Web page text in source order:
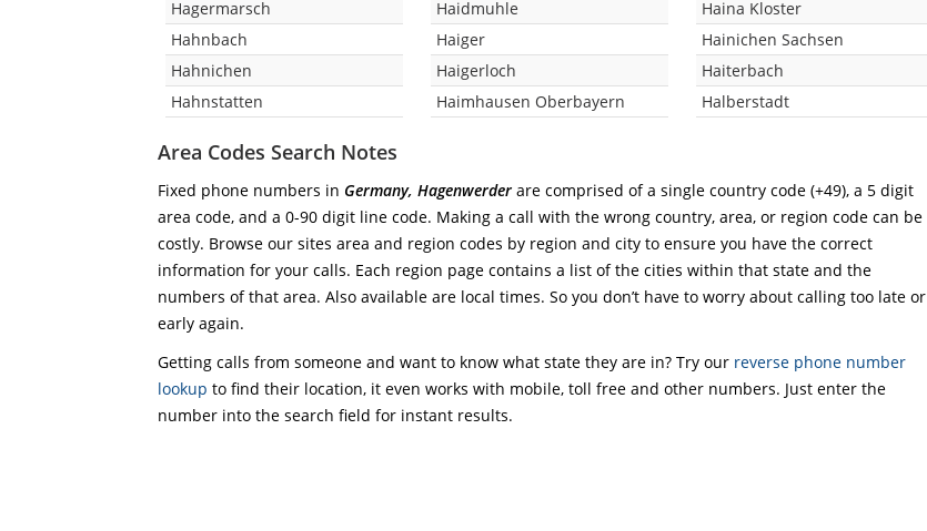
Hagermarsch
Hahnbach
Hahnichen
Hahnstatten
Haidmuhle
Haiger
Haigerloch
Haimhausen Oberbayern
Haina Kloster
Hainichen Sachsen
Haiterbach
Halberstadt
Area Codes Search Notes
Fixed phone numbers in Germany, Hagenwerder are comprised of a single country code (+49), a 5 digit
area code, and a 0-90 digit line code. Making a call with the wrong country, area, or region code can be
costly. Browse our sites area and region codes by region and city to ensure you have the correct
information for your calls. Each region page contains a list of the cities within that state and the
numbers of that area. Also available are local times. So you don’t have to worry about calling too late or
early again.
Getting calls from someone and want to know what state they are in? Try our reverse phone number
lookup to find their location, it even works with mobile, toll free and other numbers. Just enter the
number into the search field for instant results.